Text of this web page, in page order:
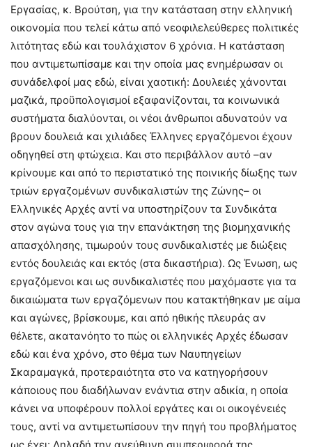
Εργασίας, κ. Βρούτση, για την κατάσταση στην ελληνική
οικονομία που τελεί κάτω από νεοφιλελεύθερες πολιτικές
λιτότητας εδώ και τουλάχιστον 6 χρόνια. Η κατάσταση
που αντιμετωπίσαμε και την οποία μας ενημέρωσαν οι
συνάδελφοί μας εδώ, είναι χαοτική: Δουλειές χάνονται
μαζικά, προϋπολογισμοί εξαφανίζονται, τα κοινωνικά
συστήματα διαλύονται, οι νέοι άνθρωποι αδυνατούν να
βρουν δουλειά και χιλιάδες Έλληνες εργαζόμενοι έχουν
οδηγηθεί στη φτώχεια. Και στο περιβάλλον αυτό –αν
κρίνουμε και από το περιστατικό της ποινικής δίωξης των
τριών εργαζομένων συνδικαλιστών της Ζώνης– οι
Ελληνικές Αρχές αντί να υποστηρίζουν τα Συνδικάτα
στον αγώνα τους για την επανάκτηση της βιομηχανικής
απασχόλησης, τιμωρούν τους συνδικαλιστές με διώξεις
εντός δουλειάς και εκτός (στα δικαστήρια). Ως Ένωση, ως
εργαζόμενοι και ως συνδικαλιστές που μαχόμαστε για τα
δικαιώματα των εργαζόμενων που κατακτήθηκαν με αίμα
και αγώνες, βρίσκουμε, και από ηθικής πλευράς αν
θέλετε, ακατανόητο το πώς οι ελληνικές Αρχές έδωσαν
εδώ και ένα χρόνο, στο θέμα των Ναυπηγείων
Σκαραμαγκά, προτεραιότητα στο να κατηγορήσουν
κάποιους που διαδήλωναν ενάντια στην αδικία, η οποία
κάνει να υποφέρουν πολλοί εργάτες και οι οικογένειές
τους, αντί να αντιμετωπίσουν την πηγή του προβλήματος